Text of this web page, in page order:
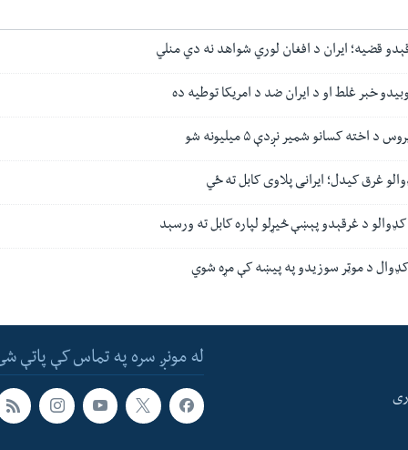
قضیه؛ ایران د افغان لوري شواهد نه دي منلي
خبر غلط او د ایران ضد د امریکا توطیه ده
اخته کسانو شمیر نږدې ۵ میلیونه شو
غرق کیدل؛ ایرانی پلاوی کابل ته ځي
کډوالو د غرقېدو پېښې څیړلو لپاره کابل ته ورسېد
د موټر سوزیدو په پیښه کې مړه شوي
له مونږ سره په تماس کې پاتې